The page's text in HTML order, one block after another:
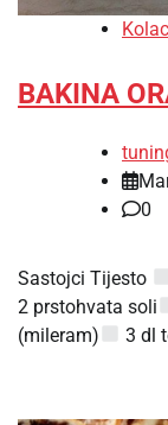
BAKINA
0
Sastojci Tijesto
2 prstohvata soli
(mileram)
3 dl